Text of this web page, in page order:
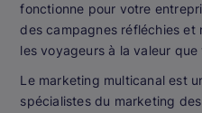
fonctionne pour votre
des campagnes réfléchies et
les voyageurs à la valeur
Le marketing multicanal est
spécialistes du marketing